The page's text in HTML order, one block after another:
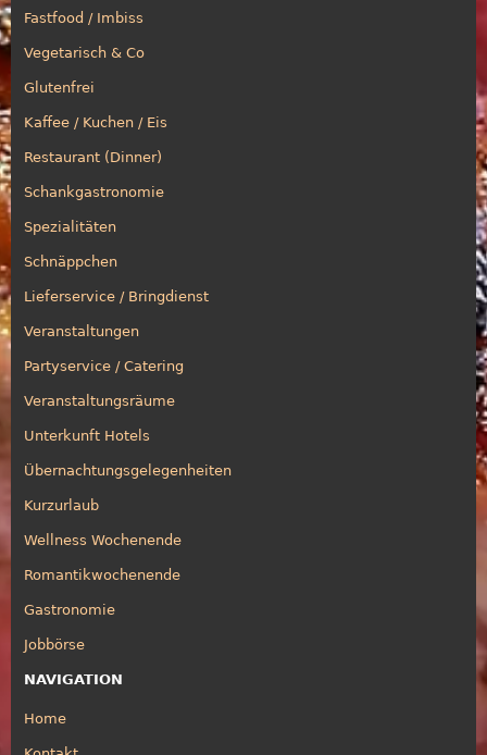
Fastfood / Imbiss
Vegetarisch & Co
Glutenfrei
Kaffee / Kuchen / Eis
Restaurant (Dinner)
Schankgastronomie
Spezialitäten
Schnäppchen
Lieferservice / Bringdienst
Veranstaltungen
Partyservice / Catering
Veranstaltungsräume
Unterkunft Hotels
Übernachtungsgelegenheiten
Kurzurlaub
Wellness Wochenende
Romantikwochenende
Gastronomie
Jobbörse
NAVIGATION
Home